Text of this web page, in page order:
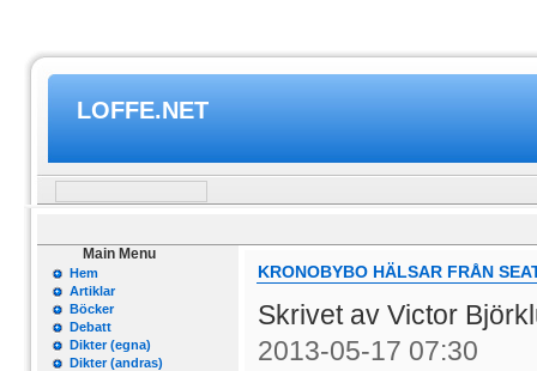
LOFFE.NET
Main Menu
Hem
Artiklar
Böcker
Debatt
Dikter (egna)
Dikter (andras)
KRONOBYBO HÄLSAR FRÅN
Skrivet av Victor
2013-05-17 07:30